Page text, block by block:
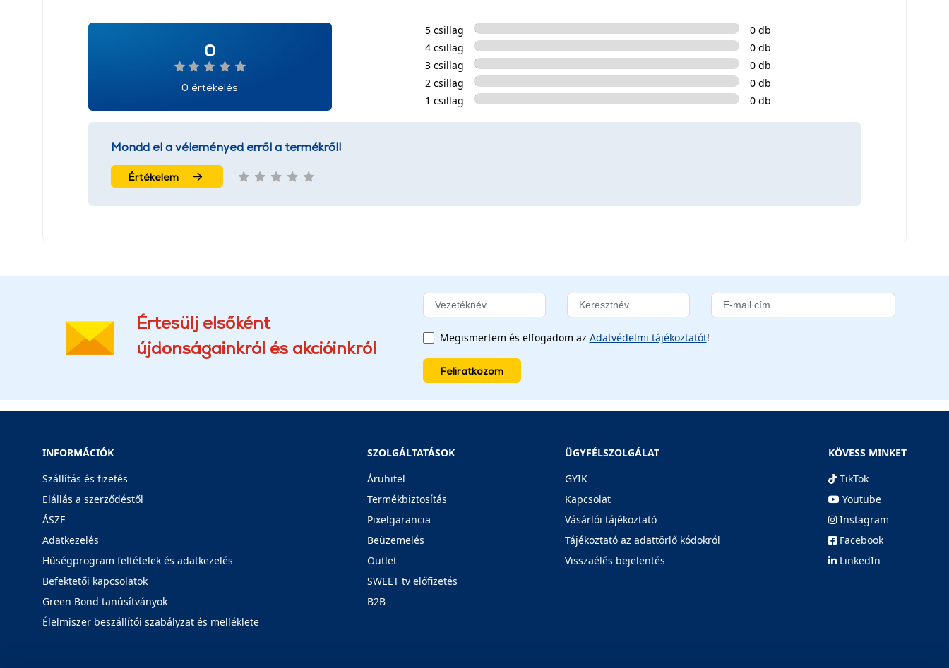
0
0 értékelés
5 csillag
0 db
4 csillag
0 db
3 csillag
0 db
2 csillag
0 db
1 csillag
0 db
Mondd el a véleményed erről a termékről!
Értékelem
Értesülj elsőként
újdonságainkról és akcióinkról
Megismertem és elfogadom az Adatvédelmi tájékoztatót!
Feliratkozom
INFORMÁCIÓK
Szállítás és fizetés
Elállás a szerződéstől
ÁSZF
Adatkezelés
Hűségprogram feltételek és adatkezelés
Befektetői kapcsolatok
Green Bond tanúsítványok
Élelmiszer beszállítói szabályzat és melléklete
SZOLGÁLTATÁSOK
Áruhitel
Termékbiztosítás
Pixelgarancia
Beüzemelés
Outlet
SWEET tv előfizetés
B2B
ÜGYFÉLSZOLGÁLAT
GYIK
Kapcsolat
Vásárlói tájékoztató
Tájékoztató az adattörlő kódokról
Visszaélés bejelentés
KÖVESS MINKET
TikTok
Youtube
Instagram
Facebook
LinkedIn